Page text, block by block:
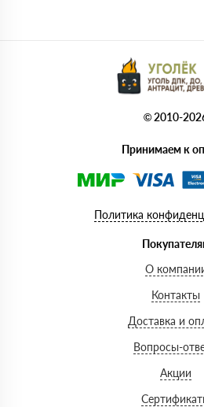
© 2010-
Принимаем к
Политика
О
Контакты
Доставка и
Вопросы-
Акции